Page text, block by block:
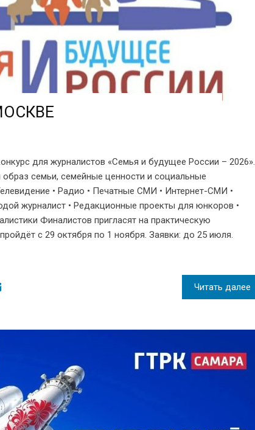
для журналистов «Семья и будущее России – 2026».
семьи, семейные ценности и социальные
• Радио • Печатные СМИ • Интернет-СМИ •
журналист • Редакционные проекты для юнкоров •
Финалистов пригласят на практическую
с 29 октября по 1 ноября. Заявки: до 25 июля.
Читать далее